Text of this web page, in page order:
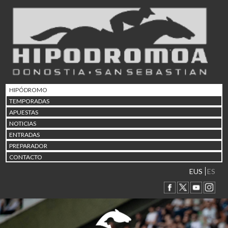
HIPÓDROMO
TEMPORADAS
APUESTAS
NOTICIAS
ENTRADAS
PREPARADOR
CONTACTO
EUS ES
02/08 17:30 Abuztuaren 2a / 2 de
Abuztuaren 9a / 9 de
12/08 12:24 Abuztaren 12a / 12 de
15/08 17:05 Abuztuaren 15a / 15 de
23/08 17:30 Abuztuaren 23a / 23 de
30/08 17:30 Abuztuaren 30a / 30 de
02/09 11:15
06/09 17:30 Irailaren 6a / 6 de
Irailaren 13a / 13 de
30/09 11:30 Irailaren 30a / 30 de